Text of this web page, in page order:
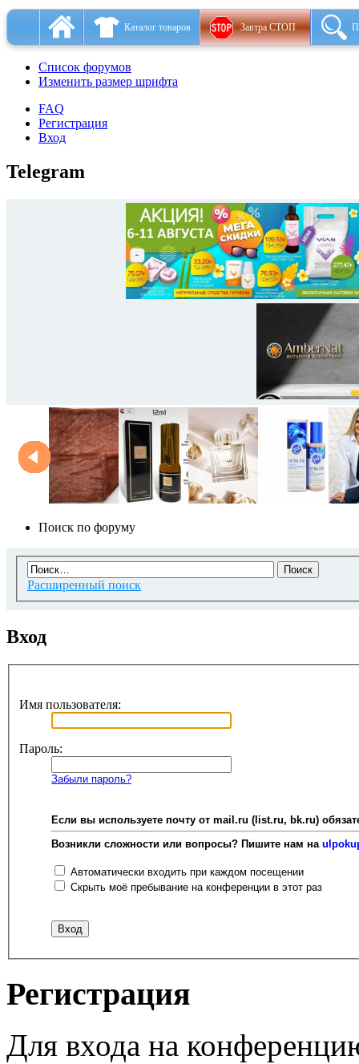
Каталог товаров Завтра СТОП
Список форумов
Изменить размер шрифта
FAQ
Регистрация
Вход
Telegram
Поиск по форуму
Расширенный поиск
Вход
Имя пользователя:
Пароль:
Забыли пароль?
Если вы используете почту от mail.ru (list.ru, bk.ru)
Возникли сложности или вопросы? Пишите нам на
Автоматически входить при каждом посещении
Скрыть моё пребывание на конференции в этот раз
Регистрация
Для входа на